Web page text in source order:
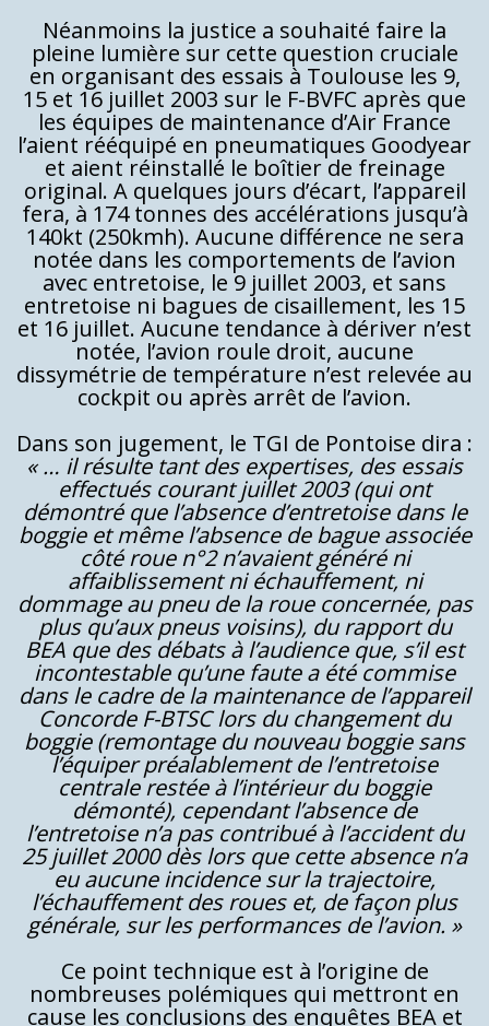
Néanmoins la justice a souhaité faire la
pleine lumière sur cette question cruciale
en organisant des essais à Toulouse les 9,
15 et 16 juillet 2003 sur le F-BVFC après que
les équipes de maintenance d’Air France
l’aient rééquipé en pneumatiques Goodyear
et aient réinstallé le boîtier de freinage
original. A quelques jours d’écart, l’appareil
fera, à 174 tonnes des accélérations jusqu’à
140kt (250kmh). Aucune différence ne sera
notée dans les comportements de l’avion
avec entretoise, le 9 juillet 2003, et sans
entretoise ni bagues de cisaillement, les 15
et 16 juillet. Aucune tendance à dériver n’est
notée, l’avion roule droit, aucune
dissymétrie de température n’est relevée au
cockpit ou après arrêt de l’avion.
Dans son jugement, le TGI de Pontoise dira :
« … il résulte tant des expertises, des essais
effectués courant juillet 2003 (qui ont
démontré que l’absence d’entretoise dans le
boggie et même l’absence de bague associée
côté roue n°2 n’avaient généré ni
affaiblissement ni échauffement, ni
dommage au pneu de la roue concernée, pas
plus qu’aux pneus voisins), du rapport du
BEA que des débats à l’audience que, s’il est
incontestable qu’une faute a été commise
dans le cadre de la maintenance de l’appareil
Concorde F-BTSC lors du changement du
boggie (remontage du nouveau boggie sans
l’équiper préalablement de l’entretoise
centrale restée à l’intérieur du boggie
démonté), cependant l’absence de
l’entretoise n’a pas contribué à l’accident du
25 juillet 2000 dès lors que cette absence n’a
eu aucune incidence sur la trajectoire,
l’échauffement des roues et, de façon plus
générale, sur les performances de l’avion. »
Ce point technique est à l’origine de
nombreuses polémiques qui mettront en
cause les conclusions des enquêtes BEA et